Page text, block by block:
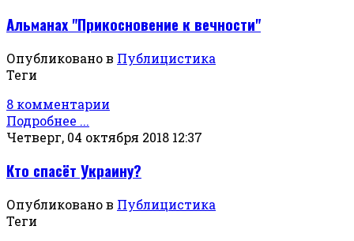
Альманах "Прикосновение к вечности"
Опубликовано в Публицистика
Теги
8 комментарии
Подробнее ...
Четверг, 04 октября 2018 12:37
Кто спасёт Украину?
Опубликовано в Публицистика
Теги